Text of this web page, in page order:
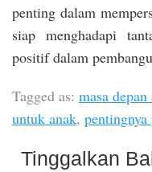
penting dalam
siap menghadapi
positif dalam
Tagged as: masa depan
untuk anak,
Tinggalkan